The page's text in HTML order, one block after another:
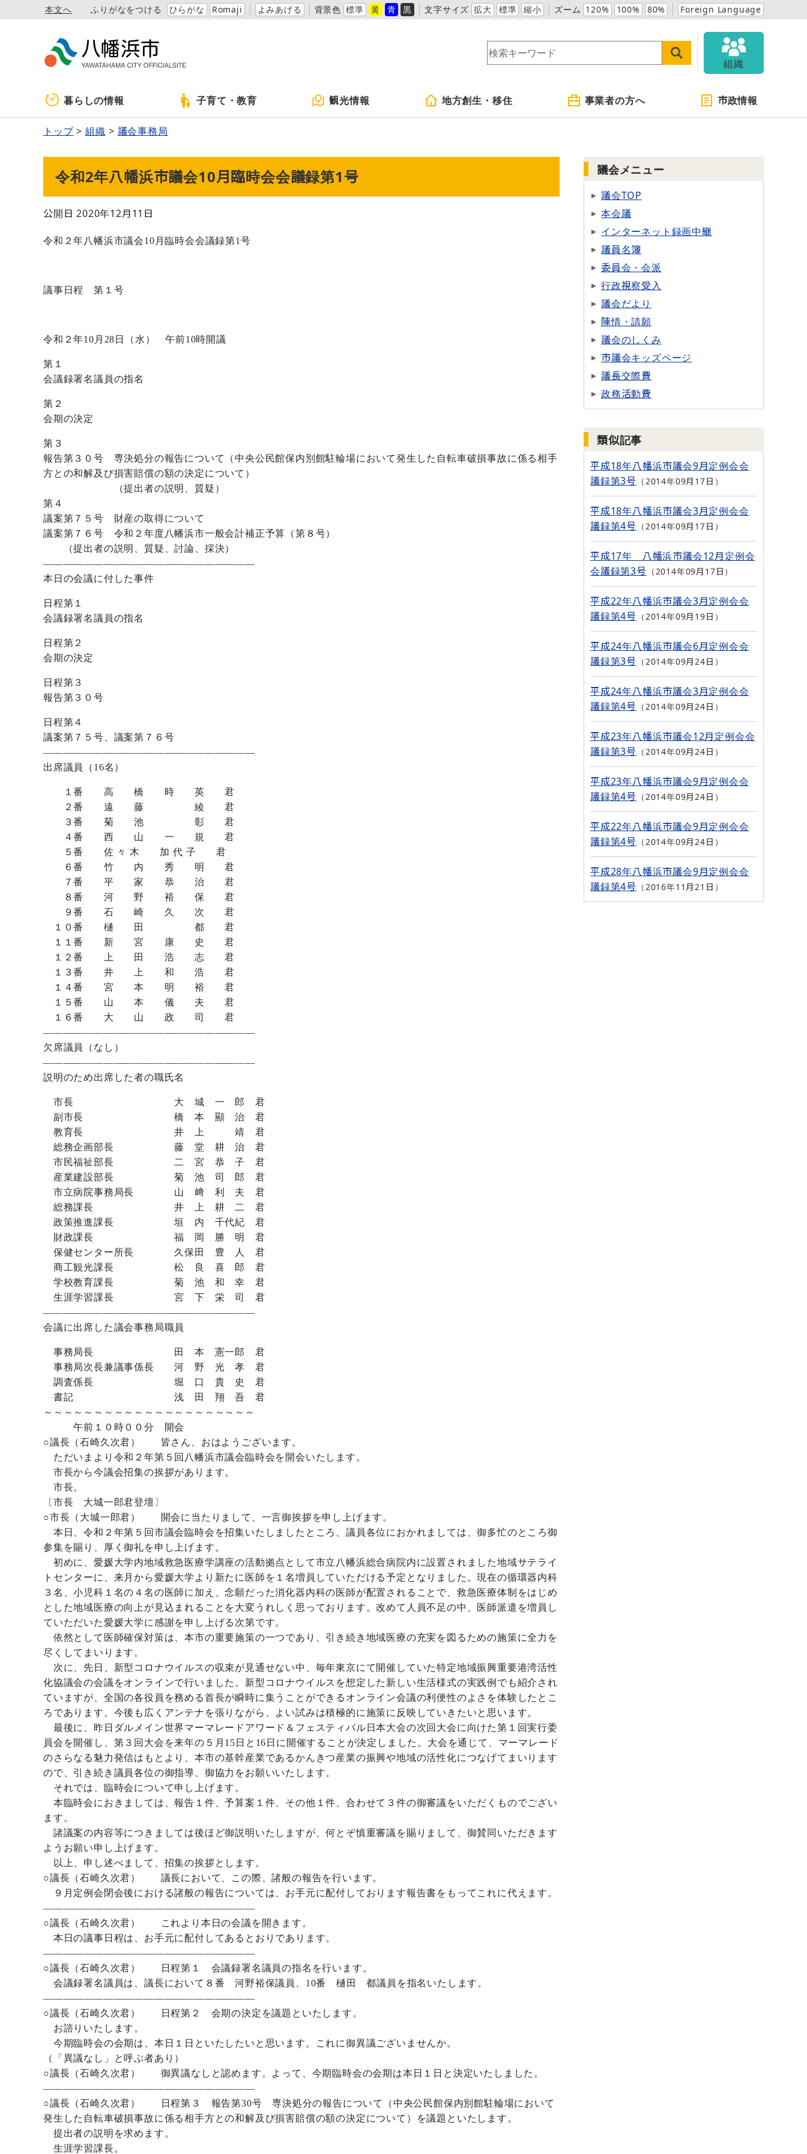
本文へ ふりがなをつける ひらがな Romaji よみあげる 背景色 標準 黄 青 黒 文字サイズ 拡大 標準 縮小 ズーム 120% 100% 80% Foreign Language
組織
暮らしの情報 子育て・教育 観光情報 地方創生・移住 事業者の方へ 市政情報
トップ 組織 議会事務局
令和2年八幡浜市議会10月臨時会会議録第1号
公開日 2020年12月11日
令和２年八幡浜市議会10月臨時会会議録第1号
議事日程 第１号
令和２年10月28日（水） 午前10時開議
第１
会議録署名議員の指名
第２
会期の決定
第３
報告第３０号 専決処分の報告について（中央公民館保内別館駐輪場において発生した自転車破損事故に係る相手
方との和解及び損害賠償の額の決定について）
（提出者の説明、質疑）
第４
議案第７５号 財産の取得について
議案第７６号 令和２年度八幡浜市一般会計補正予算（第８号）
（提出者の説明、質疑、討論、採決）
—————————————————————
本日の会議に付した事件
日程第１
会議録署名議員の指名
日程第２
会期の決定
日程第３
報告第３０号
日程第４
議案第７５号、議案第７６号
—————————————————————
出席議員（16名）
１番 高 橋 時 英 君
２番 遠 藤 綾 君
３番 菊 池 彰 君
４番 西 山 一 規 君
５番 佐 々 木 加 代 子 君
６番 竹 内 秀 明 君
７番 平 家 恭 治 君
８番 河 野 裕 保 君
９番 石 崎 久 次 君
１０番 樋 田 都 君
１１番 新 宮 康 史 君
１２番 上 田 浩 志 君
１３番 井 上 和 浩 君
１４番 宮 本 明 裕 君
１５番 山 本 儀 夫 君
１６番 大 山 政 司 君
—————————————————————
欠席議員（なし）
—————————————————————
説明のため出席した者の職氏名
市長 大 城 一 郎 君
副市長 橋 本 顯 治 君
教育長 井 上 靖 君
総務企画部長 藤 堂 耕 治 君
市民福祉部長 二 宮 恭 子 君
産業建設部長 菊 池 司 郎 君
市立病院事務局長 山 﨑 利 夫 君
総務課長 井 上 耕 二 君
政策推進課長 垣 内 千代紀 君
財政課長 福 岡 勝 明 君
保健センター所長 久保田 豊 人 君
商工観光課長 松 良 喜 郎 君
学校教育課長 菊 池 和 幸 君
生涯学習課長 宮 下 栄 司 君
—————————————————————
会議に出席した議会事務局職員
事務局長 田 本 憲一郎 君
事務局次長兼議事係長 河 野 光 孝 君
調査係長 堀 口 貴 史 君
書記 浅 田 翔 吾 君
～～～～～～～～～～～～～～～～～～～～～
午前１０時００分 開会
○議長（石崎久次君） 皆さん、おはようございます。
ただいまより令和２年第５回八幡浜市議会臨時会を開会いたします。
市長から今議会招集の挨拶があります。
市長。
〔市長 大城一郎君登壇〕
○市長（大城一郎君） 開会に当たりまして、一言御挨拶を申し上げます。
本日、令和２年第５回市議会臨時会を招集いたしましたところ、議員各位におかれましては、御多忙のところ御
参集を賜り、厚く御礼を申し上げます。
初めに、愛媛大学内地域救急医療学講座の活動拠点として市立八幡浜総合病院内に設置されました地域サテライ
トセンターに、来月から愛媛大学より新たに医師を１名増員していただける予定となりました。現在の循環器内科
３名、小児科１名の４名の医師に加え、念願だった消化器内科の医師が配置されることで、救急医療体制をはじめ
とした地域医療の向上が見込まれることを大変うれしく思っております。改めて人員不足の中、医師派遣を増員し
ていただいた愛媛大学に感謝を申し上げる次第です。
依然として医師確保対策は、本市の重要施策の一つであり、引き続き地域医療の充実を図るための施策に全力を
尽くしてまいります。
次に、先日、新型コロナウイルスの収束が見通せない中、毎年東京にて開催していた特定地域振興重要港湾活性
化協議会の会議をオンラインで行いました。新型コロナウイルスを想定した新しい生活様式の実践例でも紹介され
ていますが、全国の各役員を務める首長が瞬時に集うことができるオンライン会議の利便性のよさを体験したとこ
ろであります。今後も広くアンテナを張りながら、よい試みは積極的に施策に反映していきたいと思います。
最後に、昨日ダルメイン世界マーマレードアワード＆フェスティバル日本大会の次回大会に向けた第１回実行委
員会を開催し、第３回大会を来年の５月15日と16日に開催することが決定しました。大会を通じて、マーマレード
のさらなる魅力発信はもとより、本市の基幹産業であるかんきつ産業の振興や地域の活性化につなげてまいります
ので、引き続き議員各位の御指導、御協力をお願いいたします。
それでは、臨時会について申し上げます。
本臨時会におきましては、報告１件、予算案１件、その他１件、合わせて３件の御審議をいただくものでござい
ます。
諸議案の内容等につきましては後ほど御説明いたしますが、何とぞ慎重審議を賜りまして、御賛同いただきます
ようお願い申し上げます。
以上、申し述べまして、招集の挨拶とします。
○議長（石崎久次君） 議長において、この際、諸般の報告を行います。
９月定例会閉会後における諸般の報告については、お手元に配付しております報告書をもってこれに代えます。
—————————————————————
○議長（石崎久次君） これより本日の会議を開きます。
本日の議事日程は、お手元に配付してあるとおりであります。
—————————————————————
○議長（石崎久次君） 日程第１ 会議録署名議員の指名を行います。
会議録署名議員は、議長において８番 河野裕保議員、10番 樋田 都議員を指名いたします。
—————————————————————
○議長（石崎久次君） 日程第２ 会期の決定を議題といたします。
お諮りいたします。
今期臨時会の会期は、本日１日といたしたいと思います。これに御異議ございませんか。
（「異議なし」と呼ぶ者あり）
○議長（石崎久次君） 御異議なしと認めます。よって、今期臨時会の会期は本日１日と決定いたしました。
—————————————————————
○議長（石崎久次君） 日程第３ 報告第30号 専決処分の報告について（中央公民館保内別館駐輪場において
発生した自転車破損事故に係る相手方との和解及び損害賠償の額の決定について）を議題といたします。
提出者の説明を求めます。
生涯学習課長。
議会メニュー
議会TOP
本会議
インターネット録画中継
議員名簿
委員会・会派
行政視察受入
議会だより
陳情・請願
議会のしくみ
市議会キッズページ
議長交際費
政務活動費
類似記事
平成18年八幡浜市議会9月定例会会
議録第3号
2014年09月17日
平成18年八幡浜市議会3月定例会会
議録第4号
2014年09月17日
平成17年 八幡浜市議会12月定例会
会議録第3号
2014年09月17日
平成22年八幡浜市議会3月定例会会
議録第4号
2014年09月19日
平成24年八幡浜市議会6月定例会会
議録第3号
2014年09月24日
平成24年八幡浜市議会3月定例会会
議録第4号
2014年09月24日
平成23年八幡浜市議会12月定例会会
議録第3号
2014年09月24日
平成23年八幡浜市議会9月定例会会
議録第4号
2014年09月24日
平成22年八幡浜市議会9月定例会会
議録第4号
2014年09月24日
平成28年八幡浜市議会9月定例会会
議録第4号
2016年11月21日